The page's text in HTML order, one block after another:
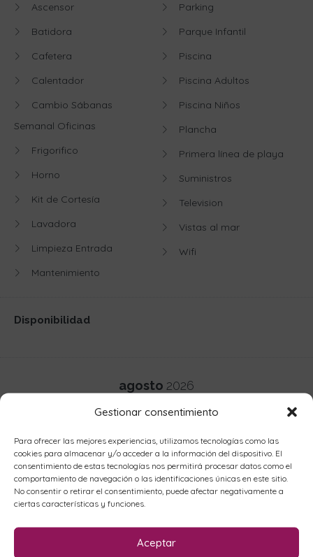
Gestionar consentimiento
Para ofrecer las mejores experiencias, utilizamos tecnologías como las
cookies para almacenar y/o acceder a la información del dispositivo. El
consentimiento de estas tecnologías nos permitirá procesar datos como el
comportamiento de navegación o las identificaciones únicas en este sitio.
No consentir o retirar el consentimiento, puede afectar negativamente a
ciertas características y funciones.
Aceptar
Ascensor
Batidora
Cafetera
Calentador
Cambio Sábanas
Semanal Oficinas
Frigorifico
Horno
Kit de Cortesía
Lavadora
Limpieza Entrada
Mantenimiento
Parking
Parque Infantil
Piscina
Piscina Adultos
Piscina Niños
Plancha
Primera línea de playa
Suministros
Television
Vistas al mar
Wifi
Disponibilidad
agosto 2026
X J V
1 2
3 4 5
13